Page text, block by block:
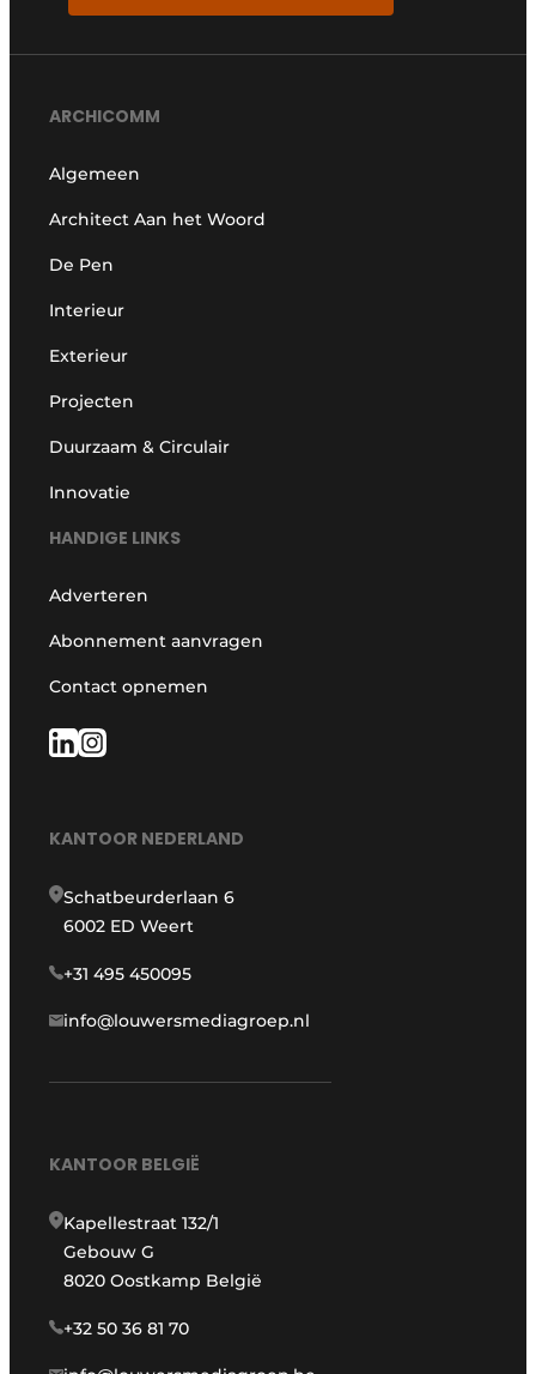
ARCHICOMM
Algemeen
Architect Aan het Woord
De Pen
Interieur
Exterieur
Projecten
Duurzaam & Circulair
Innovatie
HANDIGE LINKS
Adverteren
Abonnement aanvragen
Contact opnemen
KANTOOR NEDERLAND
Schatbeurderlaan 6
6002 ED Weert
+31 495 450095
info@louwersmediagroep.nl
KANTOOR BELGIË
Kapellestraat 132/1
Gebouw G
8020 Oostkamp België
+32 50 36 81 70